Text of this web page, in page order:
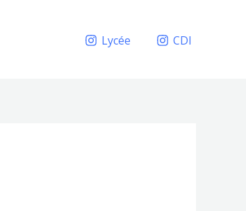
Lycée CDI